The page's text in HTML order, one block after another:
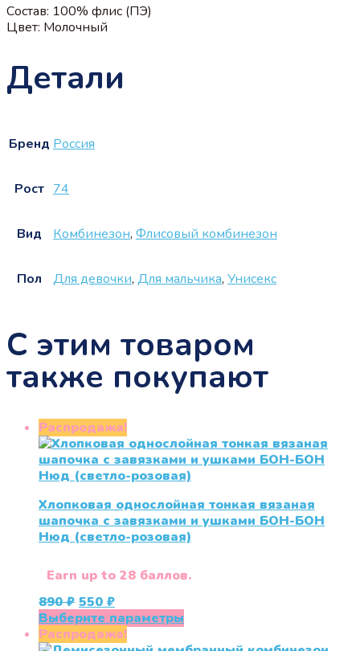
Состав: 100% флис (ПЭ)
Цвет: Молочный
Детали
Бренд Россия
Рост 74
Вид Комбинезон, Флисовый комбинезон
Пол Для девочки, Для мальчика, Унисекс
С этим товаром
также покупают
Распродажа!
Хлопковая однослойная тонкая вязаная
шапочка с завязками и ушками БОН-БОН
Нюд (светло-розовая)
Earn up to 28 баллов.
890₽ Первоначальная
цена
составляла
550₽Текущая
цена:
550 ₽.
Выберите параметры
Распродажа!